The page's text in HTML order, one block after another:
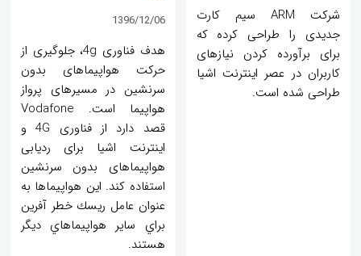
شرکت ARM سیم کارت
جدیدی را طراحی کرده که
برای برآورده کردن نیازهای
کاربران در عصر اینترنت اشیا
طراحی شده است.
1396/12/06
هدف فناوری 4g، جلوگیری از
حرکت هواپیماهای بدون
سرنشین در مسیرهای پرواز
هواپیما است. Vodafone
قصد دارد از فناوری 4G و
اینترنت اشیا برای ردیابی
هواپیماهای بدون سرنشین
استفاده کند. اين هواپيماها به
عنوان عامل ريسك خطر آفرين
براي ساير هواپيماهاي ديگر
هستند.